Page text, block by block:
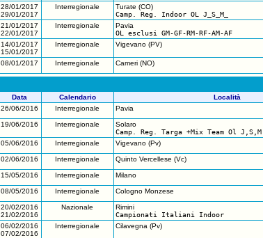
28/01/2017
29/01/2017
Interregionale
Turate (CO)
Camp. Reg. Indoor OL J_S_M_
21/01/2017
22/01/2017
Interregionale
Pavia
OL esclusi GM-GF-RM-RF-AM-AF
14/01/2017
15/01/2017
Interregionale Vigevano (PV)
08/01/2017 Interregionale Cameri (NO)
Data Calendario Località
26/06/2016 Interregionale Pavia
19/06/2016 Interregionale
Solaro
Camp. Reg. Targa +Mix Team Ol J,S,M
05/06/2016 Interregionale Vigevano (Pv)
02/06/2016 Interregionale Quinto Vercellese (Vc)
15/05/2016 Interregionale Milano
08/05/2016 Interregionale Cologno Monzese
20/02/2016
21/02/2016
Nazionale
Rimini
Campionati Italiani Indoor
06/02/2016
07/02/2016
Interregionale Cilavegna (Pv)